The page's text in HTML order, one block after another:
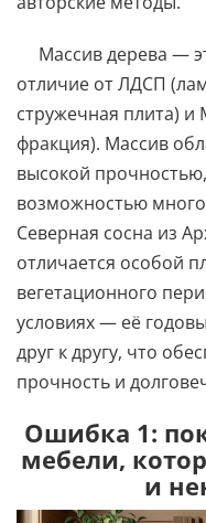
Массив дерева —
отличие от ЛДСП
стружечная плита)
фракция). Массив
высокой
возможностью
Северная сосна из
отличается особой
вегетационного
условиях — её
друг к другу, что
прочность и
Ошибка 1:
мебели,
и